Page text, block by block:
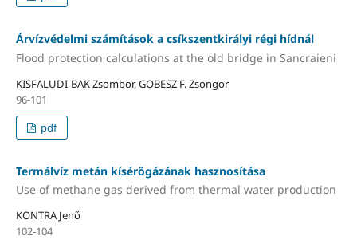
Árvízvédelmi számítások a csíkszentkirályi régi hídnál
Flood protection calculations at the old bridge in Sancraieni
KISFALUDI-BAK Zsombor, GOBESZ F. Zsongor
96-101
pdf
Termálvíz metán kísérőgázának hasznosítása
Use of methane gas derived from thermal water production
KONTRA Jenő
102-104